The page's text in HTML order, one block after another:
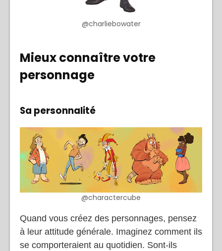
@charliebowater
Mieux connaître votre
personnage
Sa personnalité
@charactercube
Quand vous créez des personnages, pensez
à leur attitude générale. Imaginez comment ils
se comporteraient au quotidien. Sont-ils